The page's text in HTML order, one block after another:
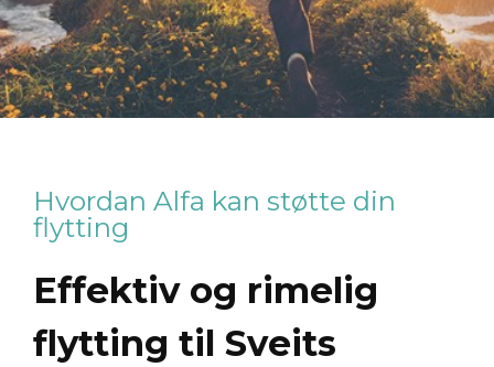
Hvordan Alfa kan støtte din
flytting
Effektiv og rimelig
flytting til Sveits